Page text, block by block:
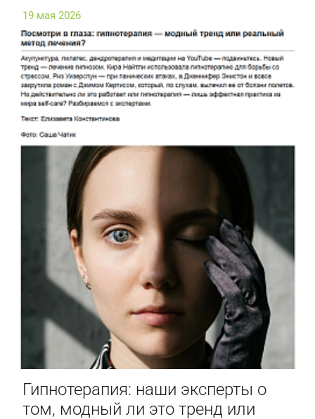
19 мая 2026
Гипнотерапия: наши эксперты о
том, модный ли это тренд или